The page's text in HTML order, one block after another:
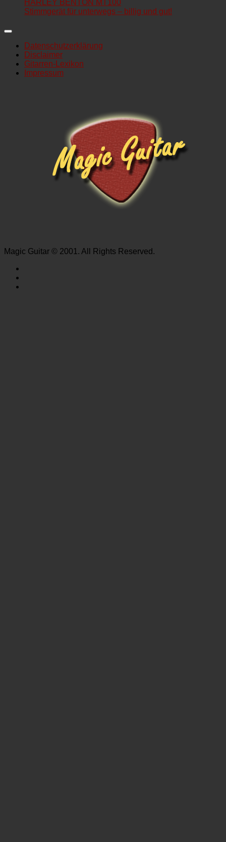
HARLEY BENTON MT100
Stimmgerät für unterwegs – billig und gut!
Datenschutzerklärung
Disclaimer
Gitarren-Lexikon
Impressum
Magic Guitar © 2001. All Rights Reserved.